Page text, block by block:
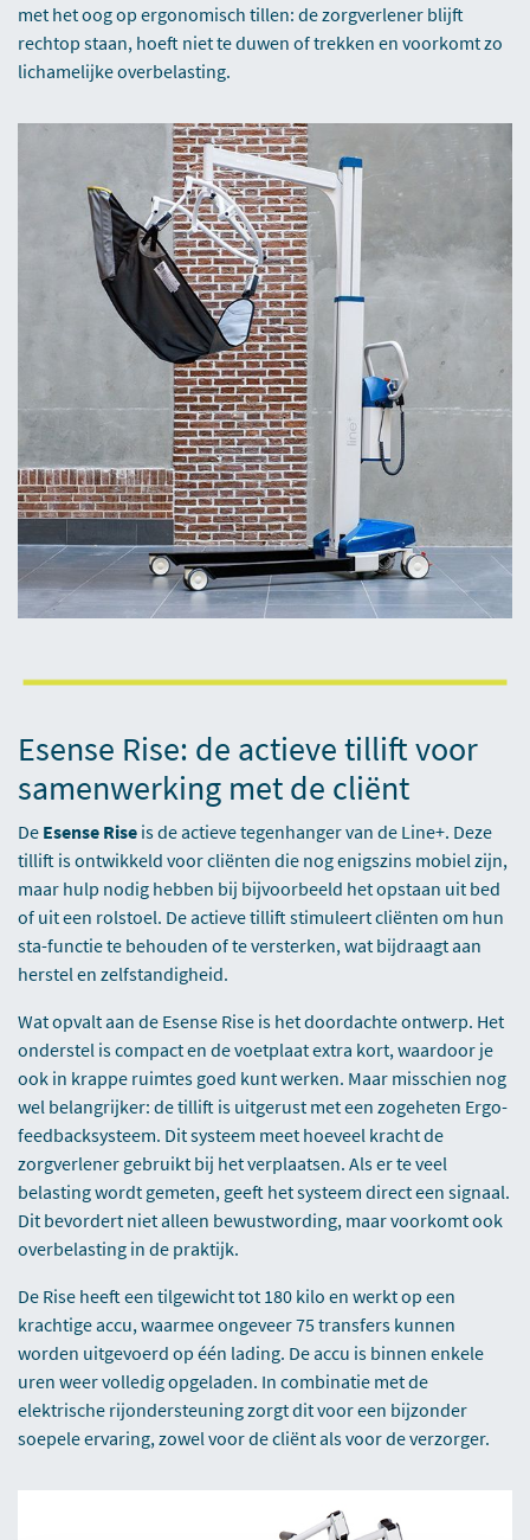
met het oog op ergonomisch tillen: de zorgverlener blijft
rechtop staan, hoeft niet te duwen of trekken en voorkomt zo
lichamelijke overbelasting.
Esense Rise: de actieve tillift voor
samenwerking met de cliënt
De Esense Rise is de actieve tegenhanger van de Line+. Deze
tillift is ontwikkeld voor cliënten die nog enigszins mobiel zijn,
maar hulp nodig hebben bij bijvoorbeeld het opstaan uit bed
of uit een rolstoel. De actieve tillift stimuleert cliënten om hun
sta-functie te behouden of te versterken, wat bijdraagt aan
herstel en zelfstandigheid.
Wat opvalt aan de Esense Rise is het doordachte ontwerp. Het
onderstel is compact en de voetplaat extra kort, waardoor je
ook in krappe ruimtes goed kunt werken. Maar misschien nog
wel belangrijker: de tillift is uitgerust met een zogeheten Ergo-
feedbacksysteem. Dit systeem meet hoeveel kracht de
zorgverlener gebruikt bij het verplaatsen. Als er te veel
belasting wordt gemeten, geeft het systeem direct een signaal.
Dit bevordert niet alleen bewustwording, maar voorkomt ook
overbelasting in de praktijk.
De Rise heeft een tilgewicht tot 180 kilo en werkt op een
krachtige accu, waarmee ongeveer 75 transfers kunnen
worden uitgevoerd op één lading. De accu is binnen enkele
uren weer volledig opgeladen. In combinatie met de
elektrische rijondersteuning zorgt dit voor een bijzonder
soepele ervaring, zowel voor de cliënt als voor de verzorger.